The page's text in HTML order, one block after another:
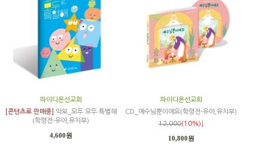
파이디온선교회
[콘텐츠로 판매중]
악보_모두 모두 특별해
(학령전-유아,유치부)
4,600원
파이디온선교회
CD_예수님뿐이에요(학령전-유아,유치부)
12,000(10%)↓
10,800원